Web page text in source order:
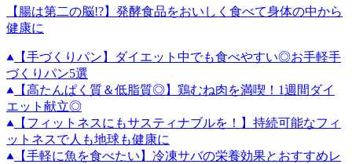
【腸は第二の脳!?】発酵食品をおいしく食べて身体の中から
健康に
【手づくりパン】ダイエット中でも食べやすい◎お手軽手
づくりパン5選
【高たんぱく質＆低脂質◎】鶏むね肉を満喫！1週間ダイ
エット献立◎
【フィットネスにもサスティナブルを！】持続可能なフィ
ットネスで人も地球も健康に
【手軽に魚を食べたい】冷凍サバの栄養効果とおすすめレ